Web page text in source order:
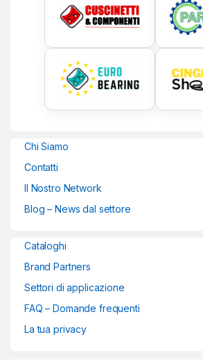
Chi Siamo
Contatti
Il Nostro Network
Blog – News dal settore
Cataloghi
Brand Partners
Settori di applicazione
FAQ – Domande frequenti
La tua privacy